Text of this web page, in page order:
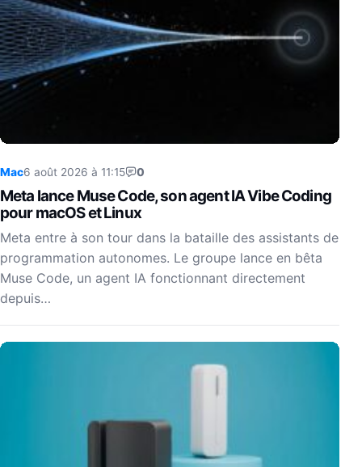
Mac6 août 2026 à 11:15 0
Meta lance Muse Code, son agent IA Vibe Coding
pour macOS et Linux
Meta entre à son tour dans la bataille des assistants de
programmation autonomes. Le groupe lance en bêta
Muse Code, un agent IA fonctionnant directement
depuis…